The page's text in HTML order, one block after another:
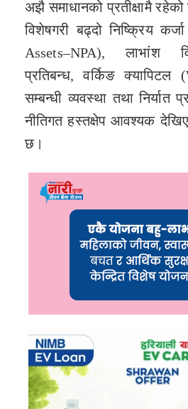
अझै समाधानको प्रतीक्षामै
विशेषगरी बढ्दो निष्क्रिय
Assets–NPA), लाभांश
प्रतिबन्ध, वर्किङ क्यापिटल
सम्बन्धी व्यवस्था तथा निर्यात
नीतिगत हस्तक्षेप आवश्यक
छ।